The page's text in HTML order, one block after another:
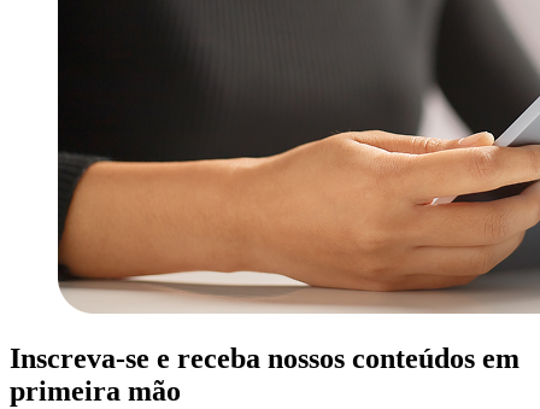
Inscreva-se e receba nossos conteúdos em
primeira mão